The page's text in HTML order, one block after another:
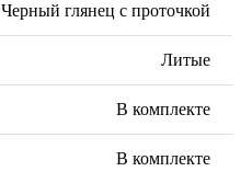
Черный глянец с проточкой
Литые
В комплекте
В комплекте